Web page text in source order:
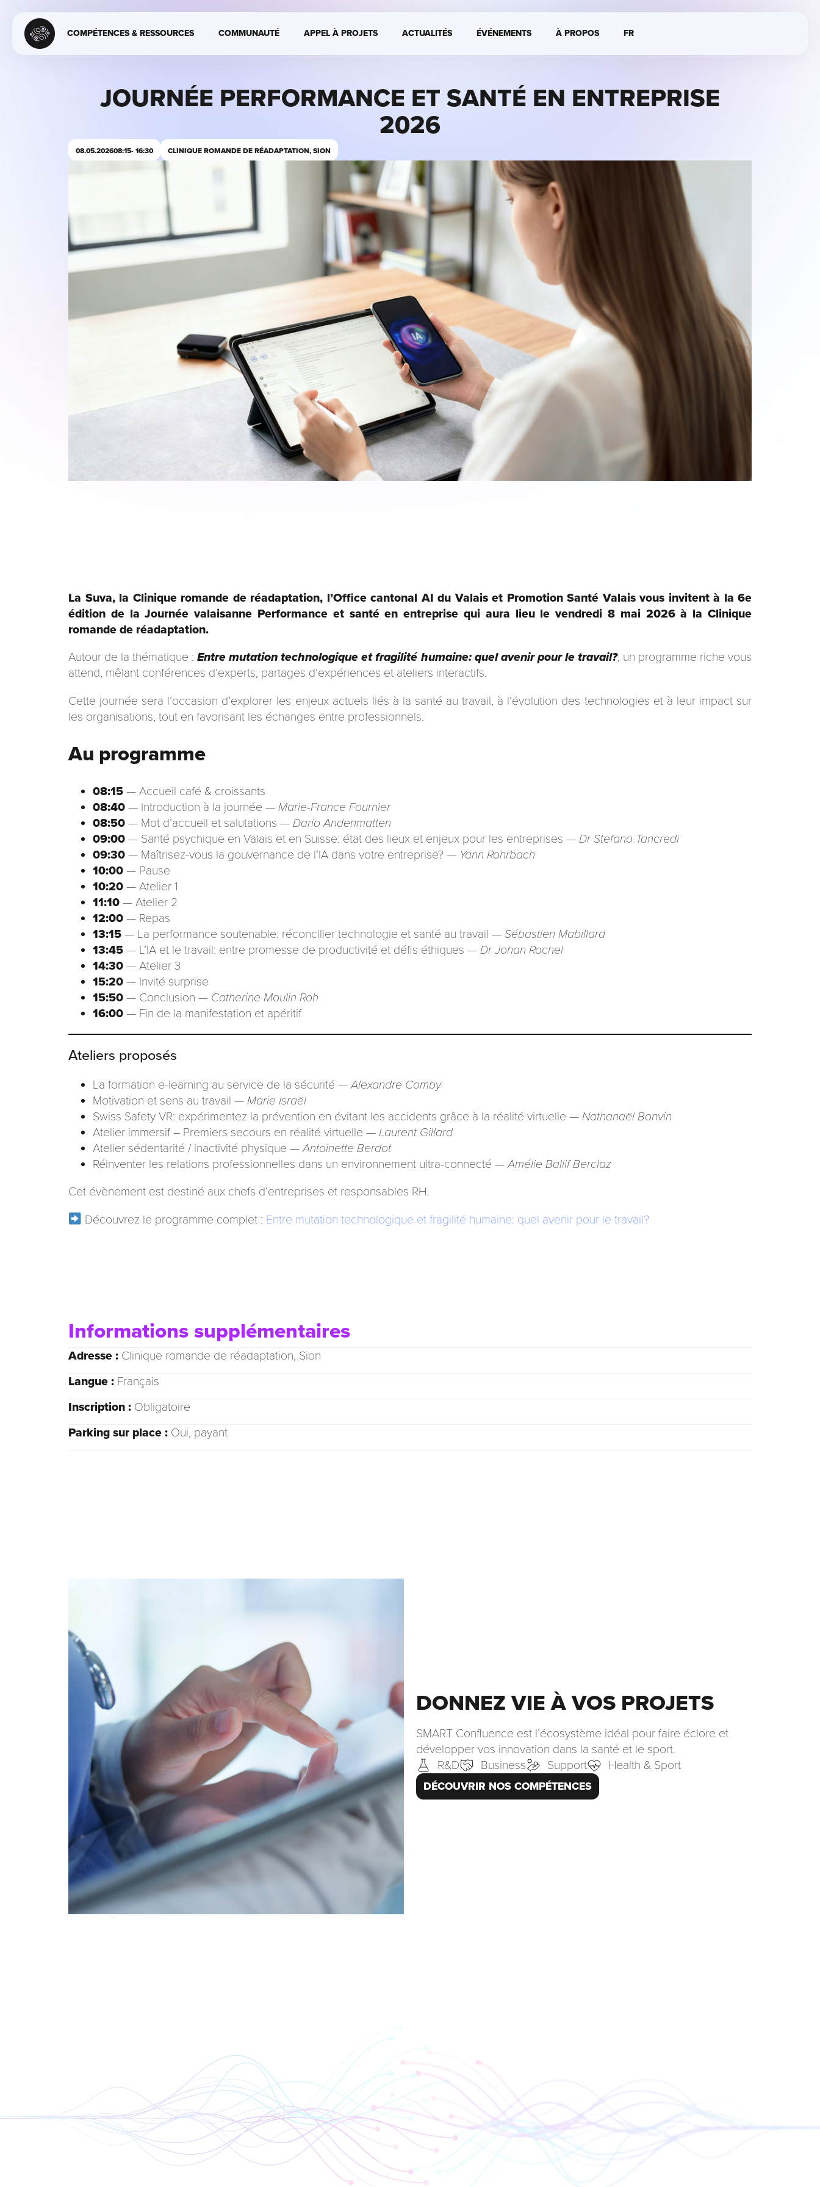
COMPÉTENCES & RESSOURCES COMMUNAUTÉ APPEL À PROJETS ACTUALITÉS ÉVÉNEMENTS À PROPOS FR
JOURNÉE PERFORMANCE ET SANTÉ EN ENTREPRISE
2026
08.05.202608:15- 16:30 CLINIQUE ROMANDE DE RÉADAPTATION, SION
La Suva, la Clinique romande de réadaptation, l’Office cantonal AI du Valais et Promotion Santé Valais vous invitent à la 6e
édition de la Journée valaisanne Performance et santé en entreprise qui aura lieu le vendredi 8 mai 2026 à la Clinique
romande de réadaptation.
Autour de la thématique :Entre mutation technologique et fragilité humaine: quel avenir pour le travail?, un programme riche vous
attend, mêlant conférences d’experts, partages d’expériences et ateliers interactifs.
Cette journée sera l’occasion d’explorer les enjeux actuels liés à la santé au travail, à l’évolution des technologies et à leur impact sur
les organisations, tout en favorisant les échanges entre professionnels.
Au programme
08:15 — Accueil café & croissants
08:40 — Introduction à la journée — Marie-France Fournier
08:50 — Mot d’accueil et salutations — Dario Andenmatten
09:00 — Santé psychique en Valais et en Suisse: état des lieux et enjeux pour les entreprises — Dr Stefano Tancredi
09:30 — Maîtrisez-vous la gouvernance de l’IA dans votre entreprise? — Yann Rohrbach
10:00 — Pause
10:20 — Atelier 1
11:10 — Atelier 2
12:00 — Repas
13:15 — La performance soutenable: réconcilier technologie et santé au travail — Sébastien Mabillard
13:45 — L’IA et le travail: entre promesse de productivité et défis éthiques — Dr Johan Rochel
14:30 — Atelier 3
15:20 — Invité surprise
15:50 — Conclusion — Catherine Moulin Roh
16:00 — Fin de la manifestation et apéritif
Ateliers proposés
La formation e-learning au service de la sécurité —Alexandre Comby
Motivation et sens au travail — Marie Israël
Swiss Safety VR: expérimentez la prévention en évitant les accidents grâce à la réalité virtuelle — Nathanaël Bonvin
Atelier immersif – Premiers secours en réalité virtuelle — Laurent Gillard
Atelier sédentarité / inactivité physique —Antoinette Berdot
Réinventer les relations professionnelles dans un environnement ultra-connecté —Amélie Ballif Berclaz
Cet évènement est destiné aux chefs d’entreprises et responsables RH.
Découvrez le programme complet : Entre mutation technologique et fragilité humaine: quel avenir pour le travail?
Informations supplémentaires
Adresse : Clinique romande de réadaptation, Sion
Langue : Français
Inscription : Obligatoire
Parking sur place : Oui, payant
DONNEZ VIE À VOS PROJETS
SMART Confluence est l’écosystème idéal pour faire éclore et
développer vos innovation dans la santé et le sport.
R&D
Business Support Health & Sport
DÉCOUVRIR NOS COMPÉTENCES